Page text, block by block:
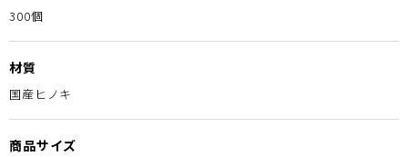
300個
材質
国産ヒノキ
商品サイズ